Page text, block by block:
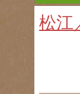
松江